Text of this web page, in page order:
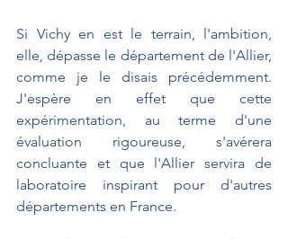
Si Vichy en est le terrain, l'ambition,
elle, dépasse le département de l'Allier,
comme je le disais précédemment.
J'espère en effet que cette
expérimentation, au terme d'une
évaluation rigoureuse, s'avérera
concluante et que l'Allier servira de
laboratoire inspirant pour d'autres
départements en France.